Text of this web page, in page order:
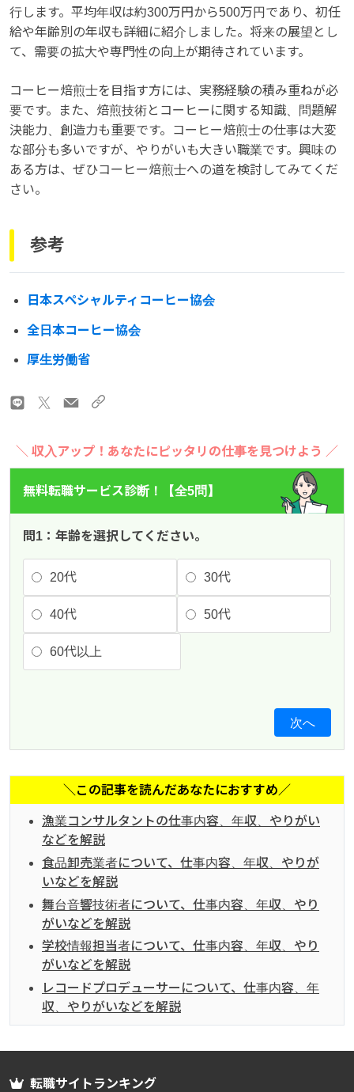
行します。平均年収は約300万円から500万円であり、初任
給や年齢別の年収も詳細に紹介しました。将来の展望とし
て、需要の拡大や専門性の向上が期待されています。
コーヒー焙煎士を目指す方には、実務経験の積み重ねが必
要です。また、焙煎技術とコーヒーに関する知識、問題解
決能力、創造力も重要です。コーヒー焙煎士の仕事は大変
な部分も多いですが、やりがいも大きい職業です。興味の
ある方は、ぜひコーヒー焙煎士への道を検討してみてくだ
さい。
参考
日本スペシャルティコーヒー協会
全日本コーヒー協会
厚生労働省
＼ 収入アップ！あなたにピッタリの仕事を見つけよう ／
無料転職サービス診断！【全5問】
問1：年齢を選択してください。
20代 30代
40代 50代
60代以上
次へ
＼この記事を読んだあなたにおすすめ／
漁業コンサルタントの仕事内容、年収、やりがい
などを解説
食品卸売業者について、仕事内容、年収、やりが
いなどを解説
舞台音響技術者について、仕事内容、年収、やり
がいなどを解説
学校情報担当者について、仕事内容、年収、やり
がいなどを解説
レコードプロデューサーについて、仕事内容、年
収、やりがいなどを解説
転職サイトランキング